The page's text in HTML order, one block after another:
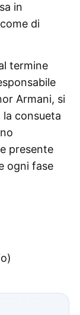
in
di
termine
Armani, si
la consueta
presente
ogni fase